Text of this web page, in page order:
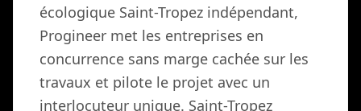
écologique Saint-Tropez indépendant,
Progineer met les entreprises en
concurrence sans marge cachée sur les
travaux et pilote le projet avec un
interlocuteur unique. Saint-Tropez